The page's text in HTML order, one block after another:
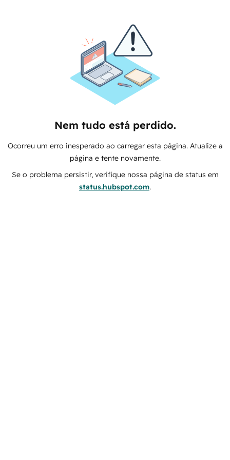
Nem tudo está perdido.
Ocorreu um erro inesperado ao carregar esta página. Atualize a
página e tente novamente.
Se o problema persistir, verifique nossa página de status em
status.hubspot.com.